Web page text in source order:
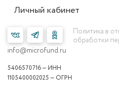
Личный кабинет
info@microfund.ru
Политика в
обработки
5406570716 — ИНН
1105400002025 — ОГРН